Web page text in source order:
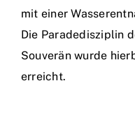
mit einer
Die Paradedisziplin
Souverän wurde
erreicht.